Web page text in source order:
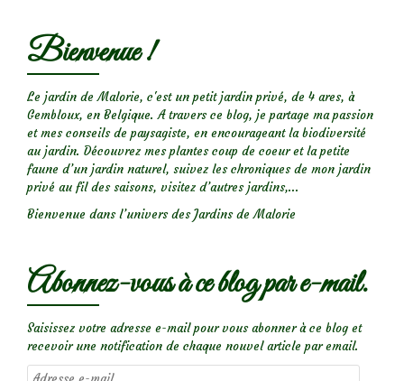
sud
Bienvenue !
Le jardin de Malorie, c'est un petit jardin privé, de 4 ares, à
Gembloux, en Belgique. A travers ce blog, je partage ma passion
et mes conseils de paysagiste, en encourageant la biodiversité
au jardin. Découvrez mes plantes coup de coeur et la petite
faune d’un jardin naturel, suivez les chroniques de mon jardin
privé au fil des saisons, visitez d’autres jardins,...
Bienvenue dans l’univers des Jardins de Malorie
Abonnez-vous à ce blog par e-mail.
Saisissez votre adresse e-mail pour vous abonner à ce blog et
recevoir une notification de chaque nouvel article par email.
Adresse